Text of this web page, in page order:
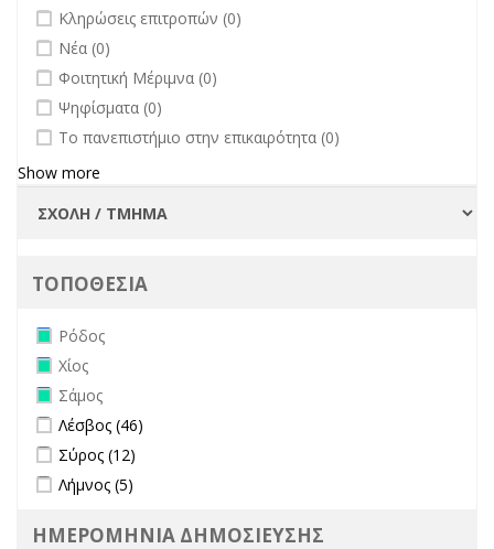
undefined
Κληρώσεις επιτροπών (0)
undefined
Νέα (0)
undefined
Φοιτητική Μέριμνα (0)
undefined
Ψηφίσματα (0)
undefined
Το πανεπιστήμιο στην επικαιρότητα (0)
Show more
ΤΟΠΟΘΕΣΙΑ
Remove Ρόδος filter
Ρόδος
Remove Χίος filter
Χίος
Remove Σάμος filter
Σάμος
Apply Λέσβος filter
Λέσβος (46)
Apply Σύρος filter
Σύρος (12)
Apply Λήμνος filter
Λήμνος (5)
ΗΜΕΡΟΜΗΝΙΑ ΔΗΜΟΣΙΕΥΣΗΣ